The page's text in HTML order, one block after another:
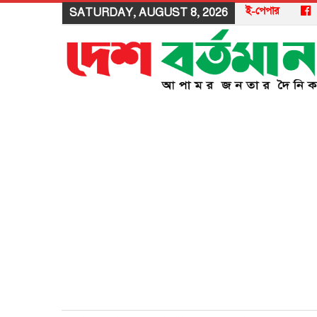
SATURDAY, AUGUST 8, 2026 ই-পেপার